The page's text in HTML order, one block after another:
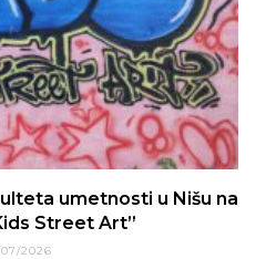
umetnosti u Nišu na
Street Art”
2026